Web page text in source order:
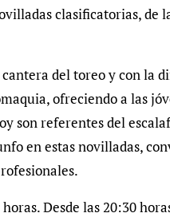
clasificatorias, de
del toreo y con la
ofreciendo a las
son referentes del
en estas novilladas,
Desde las 20:30